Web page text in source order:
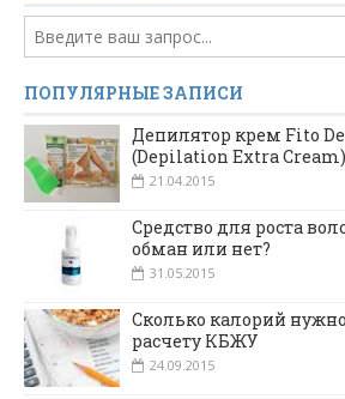
ПОПУЛЯРНЫЕ ЗАПИСИ
Депилятор крем Fito
(Depilation Extra
21.04.2015
Средство для роста
обман или нет?
31.05.2015
Сколько калорий
расчету КБЖУ
24.09.2015